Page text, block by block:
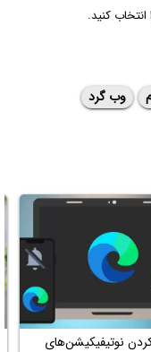
وب گرد
نوتیفیکیشن‌های